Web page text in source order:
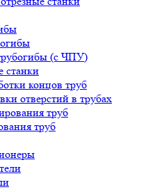
(с ЧПУ)
станки
концов труб
отверстий в трубах
труб
труб